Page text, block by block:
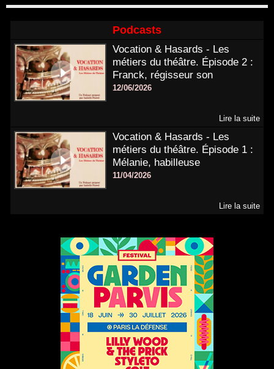
Podcasts
Vocation & Hasards - Les
métiers du théâtre. Épisode 2 :
Franck, régisseur son
12/06/2026
Lire la suite
Vocation & Hasards - Les
métiers du théâtre. Épisode 1 :
Mélanie, habilleuse
11/04/2026
Lire la suite